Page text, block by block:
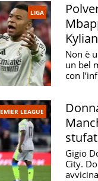
LIGA
Non è
un bel
con
LEAGUE
Gigio
City.